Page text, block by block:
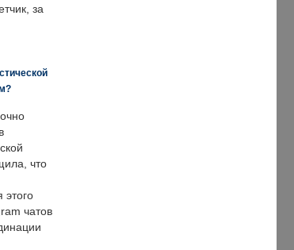
за
что
чатов